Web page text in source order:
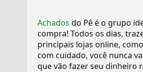
Achados do Pê é o grupo
compra! Todos os dias,
principais lojas online, como
com cuidado, você nunca
que vão fazer seu dinheiro